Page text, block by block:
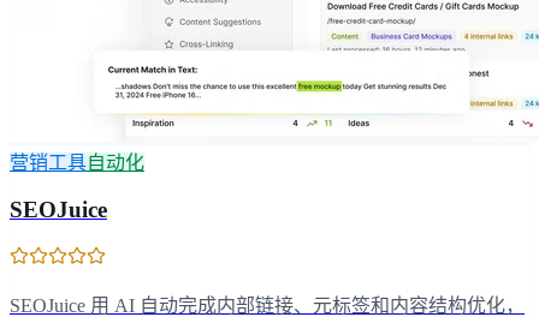
营销工具自动化
SEOJuice
SEOJuice 用 AI 自动完成内部链接、元标签和内容结构优化，